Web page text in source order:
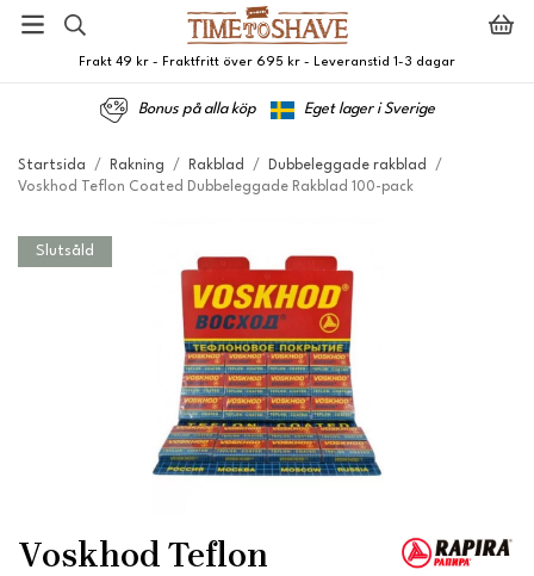
Frakt 49 kr - Fraktfritt över 695 kr - Leveranstid 1-3 dagar
Bonus på alla köp Eget lager i Sverige
Startsida / Rakning / Rakblad / Dubbeleggade rakblad
/
Voskhod Teflon Coated Dubbeleggade Rakblad 100-pack
Slutsåld
Voskhod Teflon